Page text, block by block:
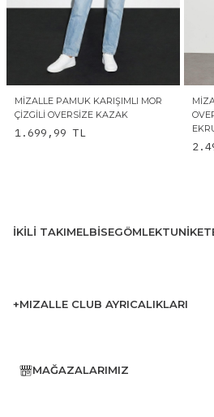
MIZALLE PAMUK KARIŞIMLI MOR
ÇIZGILI OVERSIZE KAZAK
1.699,99 TL
İKILI TAKIMELBISEGÖMLEKTUNIK
+MIZALLE CLUB AYRICALIKLARI
MAĞAZALARIMIZ